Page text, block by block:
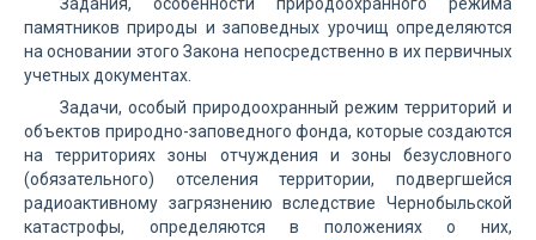
памятников природы и заповедных урочищ определяются
на основании этого Закона непосредственно в их первичных
учетных документах.
Задачи, особый природоохранный режим территорий и
объектов природно-заповедного фонда, которые создаются
на территориях зоны отчуждения и зоны безусловного
(обязательного) отселения территории, подвергшейся
радиоактивному загрязнению вследствие Чернобыльской
катастрофы, определяются в положениях о них,